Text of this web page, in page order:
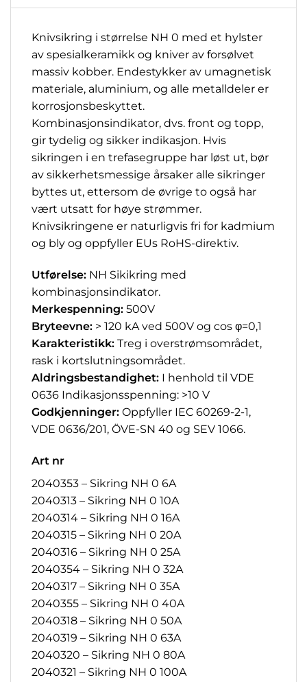
Knivsikring i størrelse NH 0 med et hylster
av spesialkeramikk og kniver av forsølvet
massiv kobber. Endestykker av umagnetisk
materiale, aluminium, og alle metalldeler er
korrosjonsbeskyttet.
Kombinasjonsindikator, dvs. front og topp,
gir tydelig og sikker indikasjon. Hvis
sikringen i en trefasegruppe har løst ut, bør
av sikkerhetsmessige årsaker alle sikringer
byttes ut, ettersom de øvrige to også har
vært utsatt for høye strømmer.
Knivsikringene er naturligvis fri for kadmium
og bly og oppfyller EUs RoHS-direktiv.
Utførelse: NH Sikikring med
kombinasjonsindikator.
Merkespenning: 500V
Bryteevne: > 120 kA ved 500V og cos φ=0,1
Karakteristikk: Treg i overstrømsområdet,
rask i kortslutningsområdet.
Aldringsbestandighet: I henhold til VDE
0636 Indikasjonsspenning: >10 V
Godkjenninger: Oppfyller IEC 60269-2-1,
VDE 0636/201, ÖVE-SN 40 og SEV 1066.
Art nr
2040353 – Sikring NH 0 6A
2040313 – Sikring NH 0 10A
2040314 – Sikring NH 0 16A
2040315 – Sikring NH 0 20A
2040316 – Sikring NH 0 25A
2040354 – Sikring NH 0 32A
2040317 – Sikring NH 0 35A
2040355 – Sikring NH 0 40A
2040318 – Sikring NH 0 50A
2040319 – Sikring NH 0 63A
2040320 – Sikring NH 0 80A
2040321 – Sikring NH 0 100A